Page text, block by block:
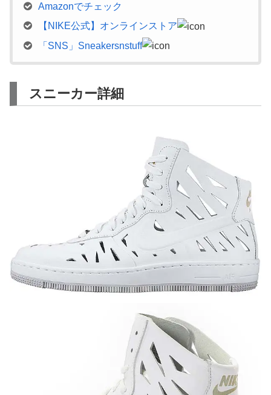
Amazonでチェック
【NIKE公式】オンラインストア
「SNS」Sneakersnstuff
スニーカー詳細